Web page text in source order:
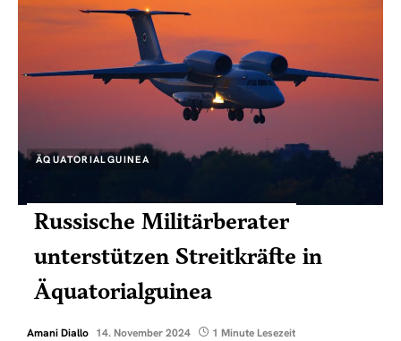
ÄQUATORIALGUINEA
Russische Militärberater
unterstützen Streitkräfte in
Äquatorialguinea
Amani Diallo 14. November 2024 1 Minute Lesezeit